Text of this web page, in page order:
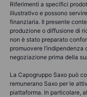
Riferimenti a specifici
illustrativo e possono
finanziaria. Il presente
produzione o diffusione di
non è stato preparato
promuovere
negoziazione prima della
La Capogruppo Saxo può
remunerano Saxo per le
piattaforma. In particolare,